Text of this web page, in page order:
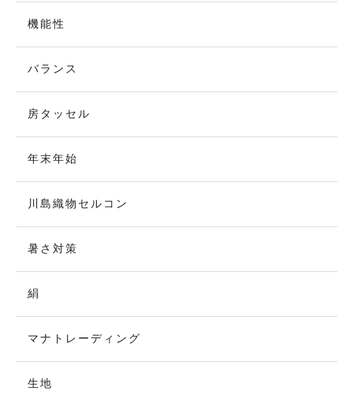
機能性
バランス
房タッセル
年末年始
川島織物セルコン
暑さ対策
絹
マナトレーディング
生地